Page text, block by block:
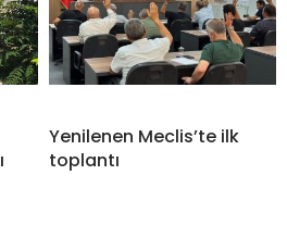
Yenilenen Meclis’te ilk
toplantı